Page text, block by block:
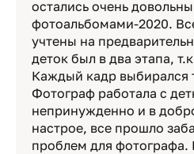
остались очень
фотоальбомами-2020.
учтены на
деток был в два этапа,
Каждый кадр выбирался
Фотограф работала с
непринужденно и в
настрое, все прошло
проблем для фотографа.